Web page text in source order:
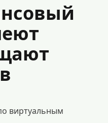
виртуальным